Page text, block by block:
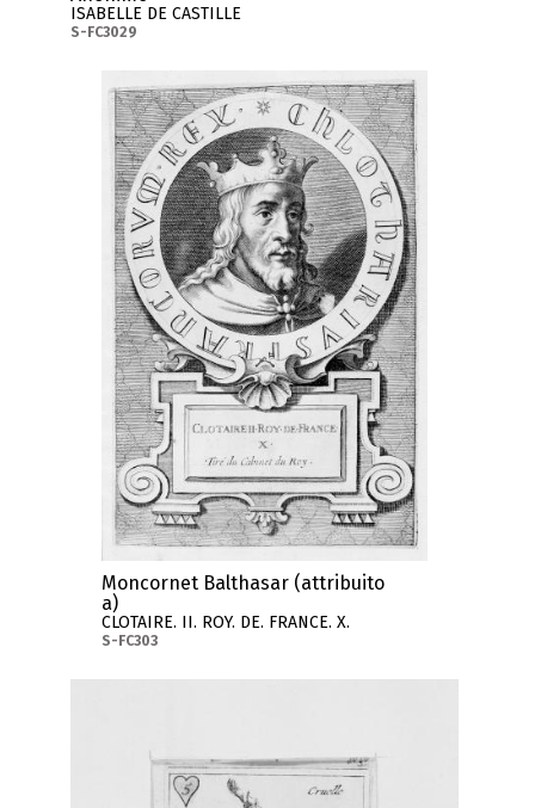
ISABELLE DE CASTILLE
S-FC3029
Moncornet Balthasar (attribuito
a)
CLOTAIRE. II. ROY. DE. FRANCE. X.
S-FC303